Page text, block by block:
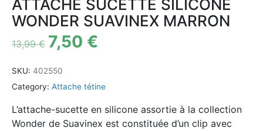
ATTACHE SUCETTE SILICONE
WONDER SUAVINEX MARRON
13,99€ 7,50 €
SKU: 402550
Category: Attache tétine
L’attache-sucette en silicone assortie à la collection
Wonder de Suavinex est constituée d’un clip avec